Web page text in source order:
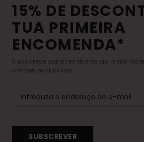
15% DE
TUA PRIMEIRA
ENCOMENDA*
Subscreve para receberes as mais
ofertas exclusivas.
SUBSCREVER